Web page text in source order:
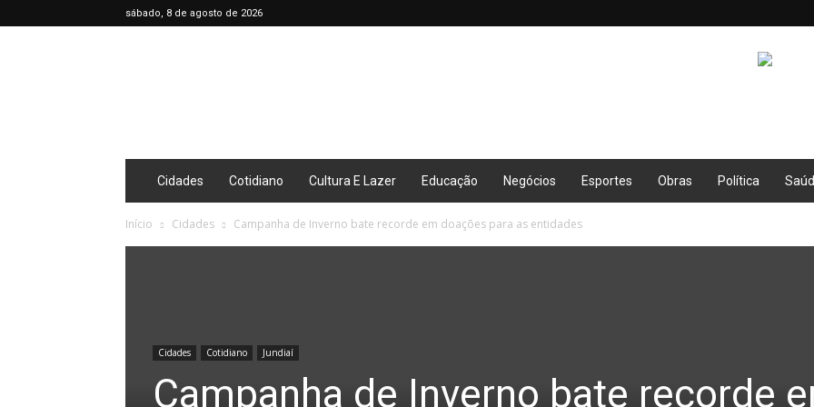
sábado, 8 de agosto de 2026
Cidades Cotidiano Cultura E Lazer Educação Negócios Esportes Obras Política
Início Cidades Campanha de Inverno bate recorde em doações para as entidades
Cidades Cotidiano Jundiaí
Campanha de Inverno bate recorde